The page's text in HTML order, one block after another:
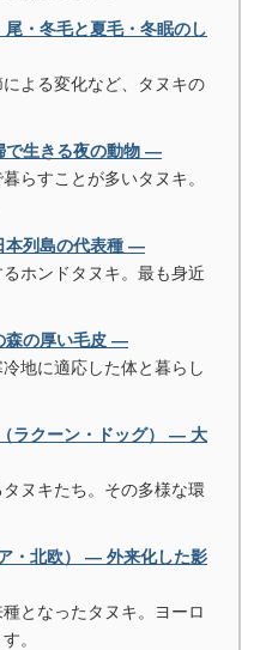
・冬毛と夏毛・冬眠のし
よる変化など、タヌキの
で生きる夜の動物 ―
らすことが多いタヌキ。
本列島の代表種 ―
ホンドタヌキ。最も身近
森の厚い毛皮 ―
地に適応した体と暮らし
ラクーン・ドッグ） ― 大
ヌキたち。その多様な環
・北欧） ― 外来化した影
となったタヌキ。ヨーロ
。